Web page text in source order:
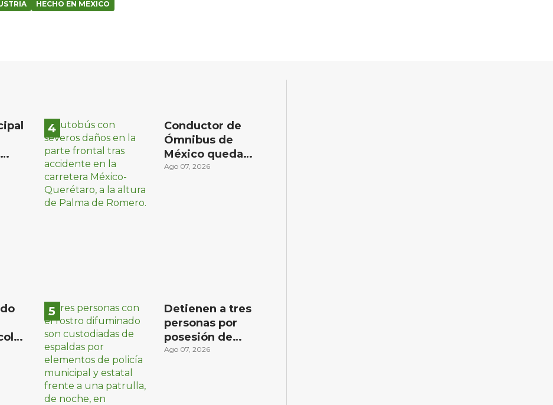
HECHO EN MEXICO
Conductor de
Ómnibus de
México queda
prensado en
Ago 07, 2026
Detienen a tres
personas por
posesión de
sustancias ilícitas
Ago 07, 2026